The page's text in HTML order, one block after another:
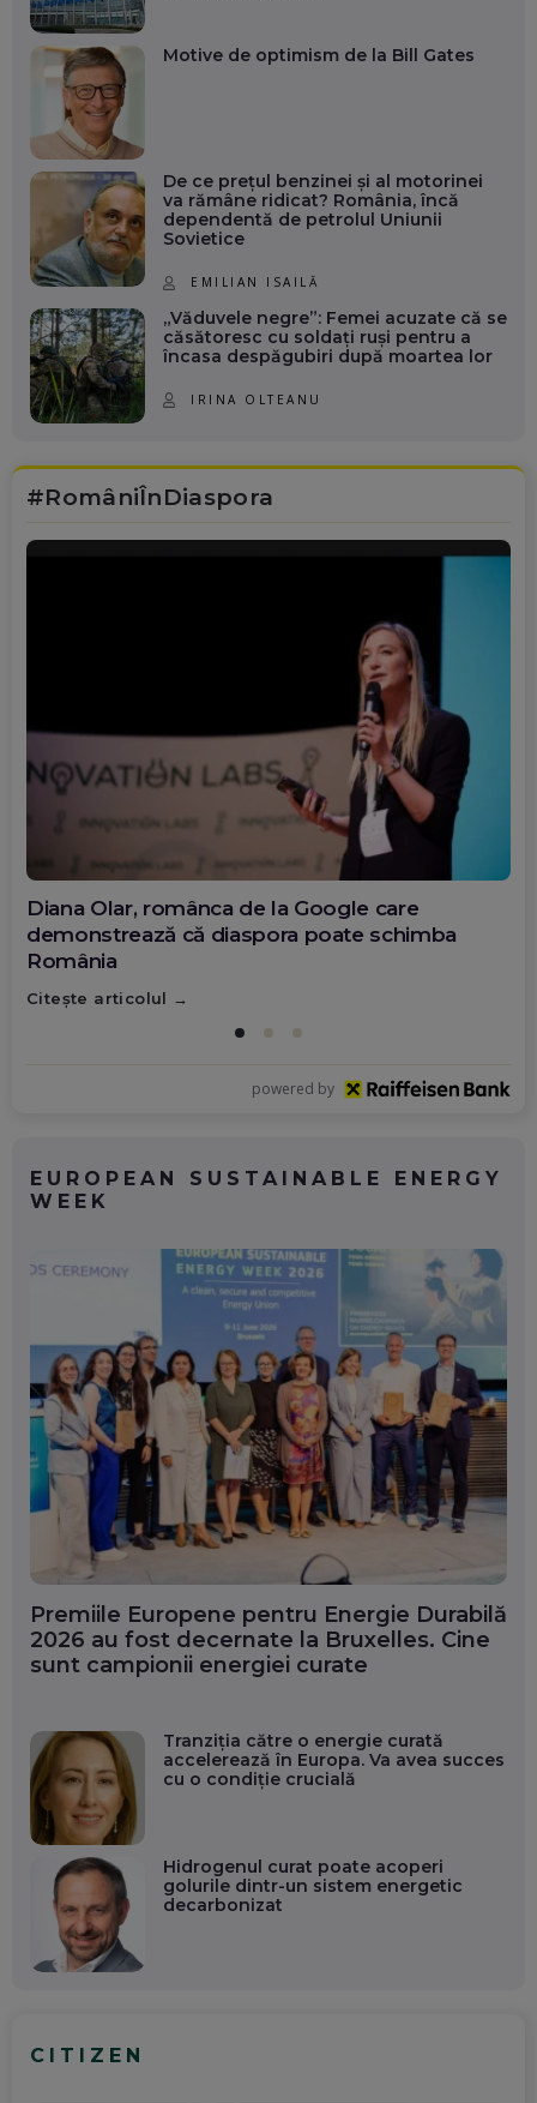
Motive de optimism de la Bill Gates
De ce prețul benzinei și al motorinei
va rămâne ridicat? România, încă
dependentă de petrolul Uniunii
Sovietice
EMILIAN ISAILĂ
„Văduvele negre”: Femei acuzate că se
căsătoresc cu soldați ruși pentru a
încasa despăgubiri după moartea lor
IRINA OLTEANU
#RomâniÎnDiaspora
Diana Olar, românca de la Google care
demonstrează că diaspora poate schimba
România
Citește articolul
powered by
EUROPEAN SUSTAINABLE ENERGY
WEEK
Premiile Europene pentru Energie Durabilă
2026 au fost decernate la Bruxelles. Cine
sunt campionii energiei curate
Tranziția către o energie curată
accelerează în Europa. Va avea succes
cu o condiție crucială
Hidrogenul curat poate acoperi
golurile dintr-un sistem energetic
decarbonizat
CITIZEN